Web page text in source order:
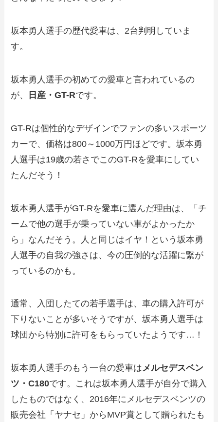
坂本勇人選手の歴代愛車は、2台判明していま
す。
坂本勇人選手の初めての愛車と言われているの
が、
日産 ・GT-Rです。
GT-Rは個性的なデザインでファンの多いスポーツ
カーで、価格は800～1000万円ほどです。坂本勇
人選手は19歳の若さでこのGT-Rを愛車にしてい
たんだそう！
坂本勇人選手がGT-Rを愛車に選んだ理由は、「チ
ームで他の選手が乗っていない車がよかったか
ら」なんだそう。人と同じはイヤ！という坂本勇
人選手の自我の強さは、今の圧倒的な活躍に繋が
っているのかも。
通常、入団したての若手選手は、車の購入許可が
下りないことが多いそうですが、坂本勇人選手は
球団から特別に許可をもらっていたようです…！
坂本勇人選手のもう一台の愛車はメルセデスベン
ツ・C180です。これは坂本勇人選手が自分で購入
したものではなく、2016年にメルセデスベンツの
販売会社「ヤナセ」からMVP賞として贈られたも